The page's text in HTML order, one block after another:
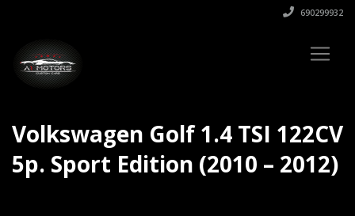
690299932
Volkswagen Golf 1.4 TSI 122CV
5p. Sport Edition (2010 – 2012)